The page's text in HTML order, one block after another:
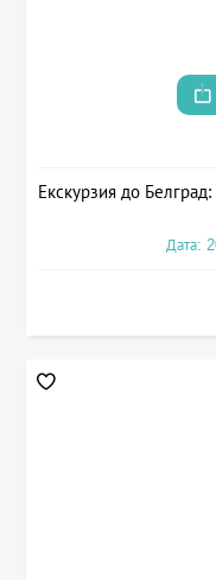
Екскурзия до
Дата: